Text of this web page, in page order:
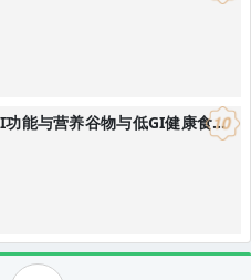
江南米道 | 低GI功能与营养谷物与低GI健康食品研发，低GI健康主食解决方案